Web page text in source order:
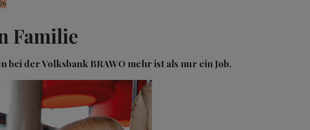
Familie
der Volksbank BRAWO mehr ist als nur ein Job.